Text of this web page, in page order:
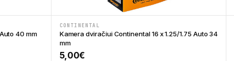
40 mm
CONTINENTAL
Kamera dviračiui Continental 16 x 1.25/1.75 Auto 34
mm
5,00€